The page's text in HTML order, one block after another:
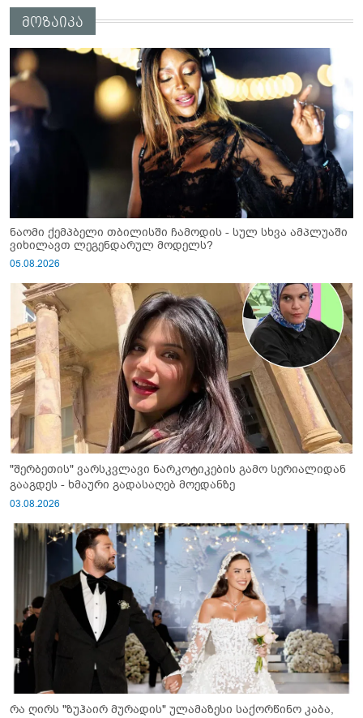
მოზაიკა
ნაომი ქემპბელი თბილისში ჩამოდის - სულ სხვა ამპლუაში
ვიხილავთ ლეგენდარულ მოდელს?
05.08.2026
"შერბეთის" ვარსკვლავი ნარკოტიკების გამო სერიალიდან
გააგდეს - ხმაური გადასაღებ მოედანზე
03.08.2026
რა ღირს "ზუჰაირ მურადის" ულამაზესი საქორწინო კაბა,